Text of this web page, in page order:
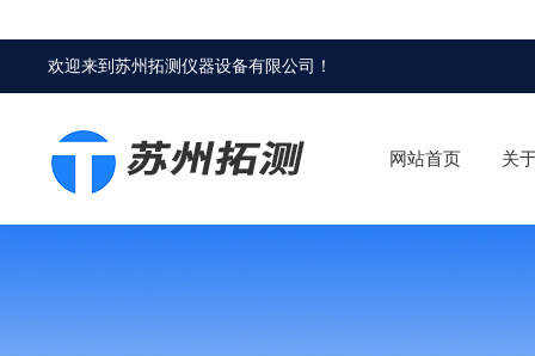
欢迎来到苏州拓测仪器设备有限公司 ！
网站首页 关